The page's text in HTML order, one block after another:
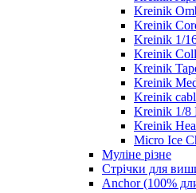
Kreinik
Kreinik
Kreinik 1/
Kreinik
Kreinik
Kreinik
Kreinik
Kreinik 1/8
Kreinik
Micro Ice
Муліне різне
Стрічки для
Anchor (100%